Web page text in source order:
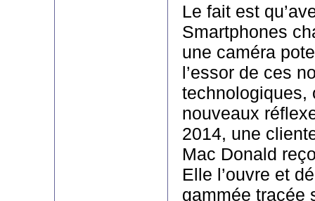
Le fait est
Smartphones
une caméra
l’essor de ces
technologiques,
nouveaux
2014, une
Mac Donald
Elle l’ouvre et
gammée tracée